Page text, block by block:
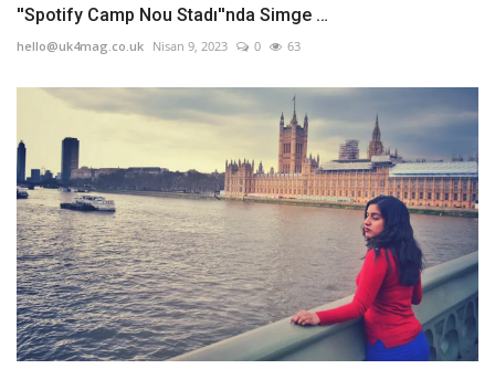
''Spotify Camp Nou Stadı''nda Simge …
hello@uk4mag.co.uk Nisan 9, 2023 0 63